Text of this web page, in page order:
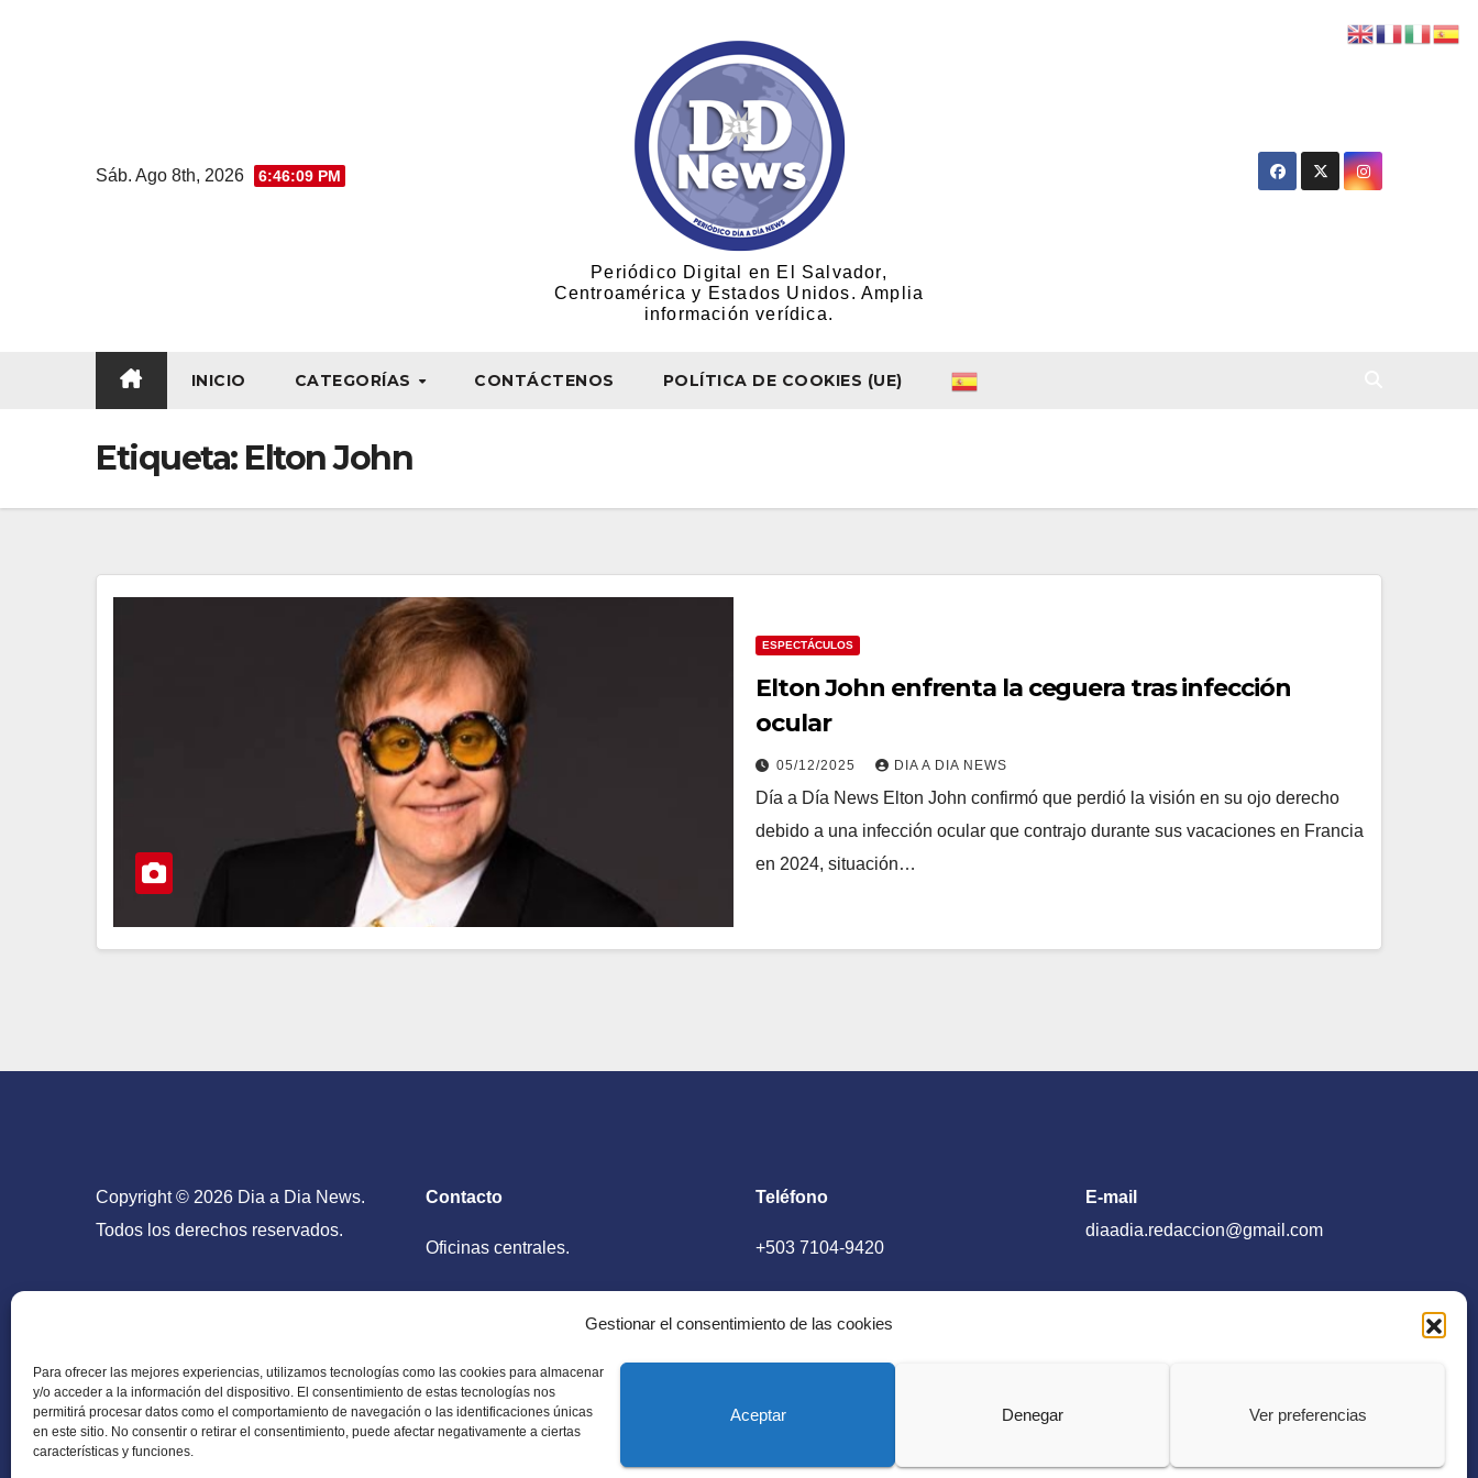
Gestionar el consentimiento de las cookies
Para ofrecer las mejores experiencias, utilizamos tecnologías como las cookies para almacenar
y/o acceder a la información del dispositivo. El consentimiento de estas tecnologías nos
permitirá procesar datos como el comportamiento de navegación o las identificaciones únicas
en este sitio. No consentir o retirar el consentimiento, puede afectar negativamente a ciertas
características y funciones.
Aceptar Denegar Ver preferencias
Sáb. Ago 8th, 2026 6:46:10 PM
Periódico Digital en El Salvador,
Centroamérica y Estados Unidos. Amplia
información verídica.
INICIO CATEGORÍAS CONTÁCTENOS POLÍTICA DE COOKIES (UE)
Etiqueta: Elton John
ESPECTÁCULOS
Elton John enfrenta la ceguera tras infección
ocular
05/12/2025 DIA A DIA NEWS
Día a Día News Elton John confirmó que perdió la visión en su ojo derecho
debido a una infección ocular que contrajo durante sus vacaciones en Francia
en 2024, situación…
Copyright © 2026 Dia a Dia News.
Todos los derechos reservados.
Contacto
Oficinas centrales.
Teléfono
+503 7104-9420
E-mail
diaadia.redaccion@gmail.com
Periódico Digital en El Salvador, Centroamérica y Estados Unidos. Amplia